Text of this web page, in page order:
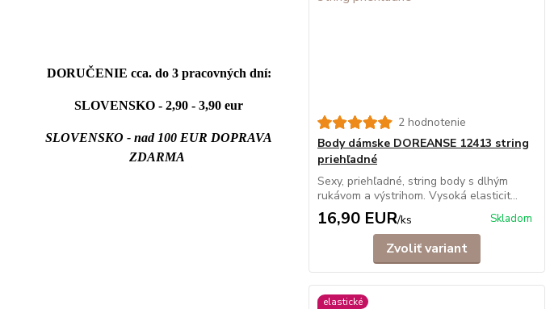
DORUČENIE cca. do 3 pracovných dní:
SLOVENSKO - 2,90 - 3,90 eur
SLOVENSKO - nad 100 EUR DOPRAVA
ZDARMA
2 hodnotenie
Body dámske DOREANSE 12413 string
priehľadné
Sexy, priehľadné, string body s dlhým
rukávom a výstrihom. Vysoká elasticit...
16,90 EUR/ks Skladom
Zvoliť variant
elastické